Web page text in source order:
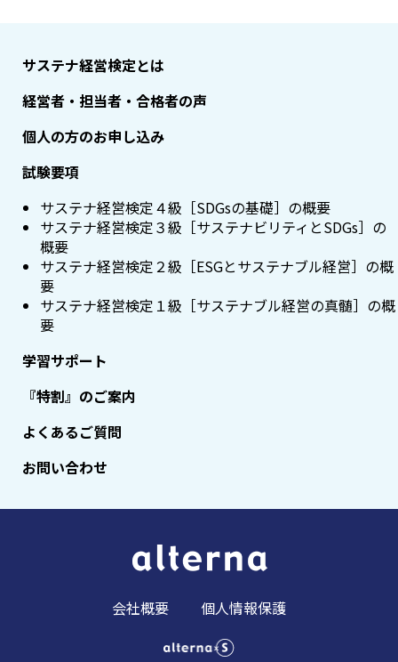
サステナ経営検定とは
経営者・担当者・合格者の声
個人の方のお申し込み
試験要項
サステナ経営検定４級［SDGsの基礎］の概要
サステナ経営検定３級［サステナビリティとSDGs］の
概要
サステナ経営検定２級［ESGとサステナブル経営］の概
要
サステナ経営検定１級［サステナブル経営の真髄］の概
要
学習サポート
『特割』のご案内
よくあるご質問
お問い合わせ
会社概要 個人情報保護